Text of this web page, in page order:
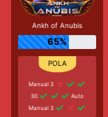
Ankh of Anubis
65%
Manual 3
30
Auto
Manual 3